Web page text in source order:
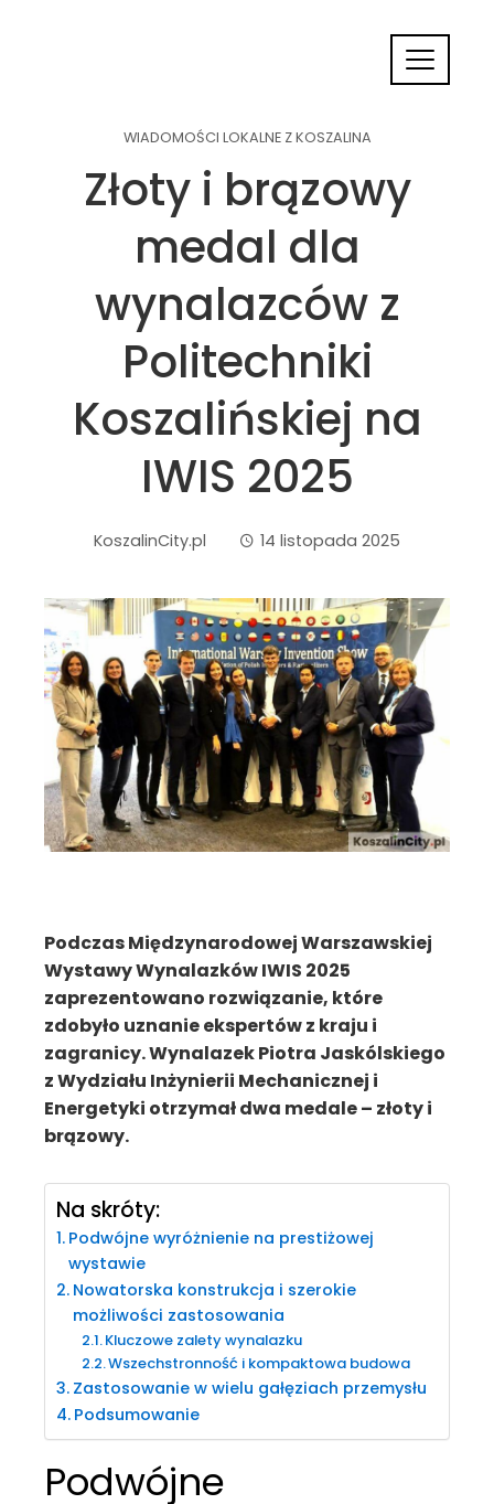
WIADOMOŚCI LOKALNE Z KOSZALINA
Złoty i brązowy
medal dla
wynalazców z
Politechniki
Koszalińskiej na
IWIS 2025
KoszalinCity.pl 14 listopada 2025
Podczas Międzynarodowej Warszawskiej
Wystawy Wynalazków IWIS 2025
zaprezentowano rozwiązanie, które
zdobyło uznanie ekspertów z kraju i
zagranicy. Wynalazek Piotra Jaskólskiego
z Wydziału Inżynierii Mechanicznej i
Energetyki otrzymał dwa medale – złoty i
brązowy.
Na skróty:
Podwójne wyróżnienie na prestiżowej
wystawie
Nowatorska konstrukcja i szerokie
możliwości zastosowania
Kluczowe zalety wynalazku
Wszechstronność i kompaktowa budowa
Zastosowanie w wielu gałęziach przemysłu
Podsumowanie
Podwójne